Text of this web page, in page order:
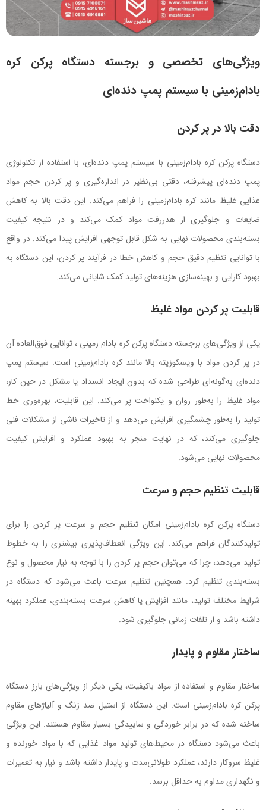
ویژگی‌های تخصصی و برجسته دستگاه پرکن کره
بادام‌زمینی با سیستم پمپ دنده‌ای
دقت بالا در پر کردن
دستگاه پرکن کره بادام‌زمینی با سیستم پمپ دنده‌ای، با استفاده از تکنولوژی
پمپ دنده‌ای پیشرفته، دقتی بی‌نظیر در اندازه‌گیری و پر کردن حجم مواد
غذایی غلیظ مانند کره بادام‌زمینی را فراهم می‌کند. این دقت بالا به کاهش
ضایعات و جلوگیری از هدررفت مواد کمک می‌کند و در نتیجه کیفیت
بسته‌بندی محصولات نهایی به شکل قابل توجهی افزایش پیدا می‌کند. در واقع
با توانایی تنظیم دقیق حجم و کاهش خطا در فرآیند پر کردن، این دستگاه به
بهبود کارایی و بهینه‌سازی هزینه‌های تولید کمک شایانی می‌کند.
قابلیت پر کردن مواد غلیظ
یکی از ویژگی‌های برجسته دستگاه پرکن کره بادام زمینی ، توانایی فوق‌العاده آن
در پر کردن مواد با ویسکوزیته بالا مانند کره بادام‌زمینی است. سیستم پمپ
دنده‌ای به‌گونه‌ای طراحی شده که بدون ایجاد انسداد یا مشکل در حین کار،
مواد غلیظ را به‌طور روان و یکنواخت پر می‌کند. این قابلیت، بهره‌وری خط
تولید را به‌طور چشمگیری افزایش می‌دهد و از تاخیرات ناشی از مشکلات فنی
جلوگیری می‌کند، که در نهایت منجر به بهبود عملکرد و افزایش کیفیت
محصولات نهایی می‌شود.
قابلیت تنظیم حجم و سرعت
دستگاه پرکن کره بادام‌زمینی امکان تنظیم حجم و سرعت پر کردن را برای
تولیدکنندگان فراهم می‌کند. این ویژگی انعطاف‌پذیری بیشتری را به خطوط
تولید می‌دهد، چرا که می‌توان حجم پر کردن را با توجه به نیاز محصول و نوع
بسته‌بندی تنظیم کرد. همچنین تنظیم سرعت باعث می‌شود که دستگاه در
شرایط مختلف تولید، مانند افزایش یا کاهش سرعت بسته‌بندی، عملکرد بهینه
داشته باشد و از تلفات زمانی جلوگیری شود.
ساختار مقاوم و پایدار
ساختار مقاوم و استفاده از مواد باکیفیت، یکی دیگر از ویژگی‌های بارز دستگاه
پرکن کره بادام‌زمینی است. این دستگاه از استیل ضد زنگ و آلیاژهای مقاوم
ساخته شده که در برابر خوردگی و ساییدگی بسیار مقاوم هستند. این ویژگی
باعث می‌شود دستگاه در محیط‌های تولید مواد غذایی که با مواد خورنده و
غلیظ سروکار دارند، عملکرد طولانی‌مدت و پایدار داشته باشد و نیاز به تعمیرات
و نگهداری مداوم به حداقل برسد.